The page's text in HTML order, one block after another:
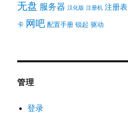
无盘 服务器 汉化版 注册机 注册表
卡 网吧 配置手册 锐起 驱动
管理
登录